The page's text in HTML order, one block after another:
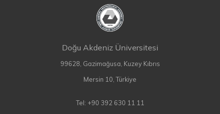
Doğu Akdeniz Üniversitesi
99628, Gazimağusa, Kuzey Kıbrıs
Mersin 10, Türkiye
Tel: +90 392 630 11 11